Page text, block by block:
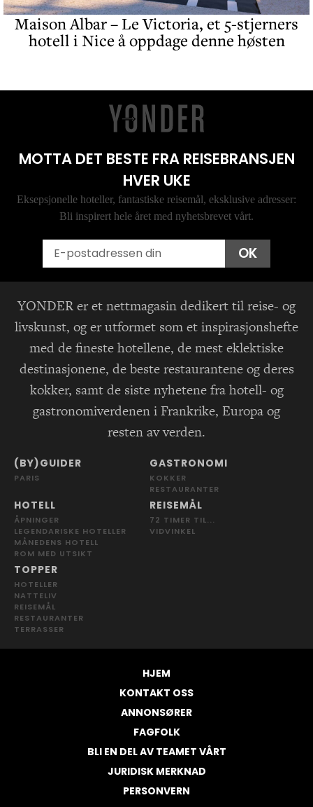
Maison Albar – Le Victoria, et 5-stjerners
hotell i Nice å oppdage denne høsten
MOTTA DET BESTE FRA REISEBRANSJEN
HVER UKE
Eksepsjonelle hoteller, fantastiske reisemål, eksklusive adresser:
Bli inspirert hele året med nyhetsbrevet vårt.
OK
YONDER er et nettmagasin dedikert til reise- og
livskunst, og er utformet som et inspirasjonshefte
med de fineste hotellene, de mest eklektiske
destinasjonene, de beste restaurantene og deres
kokker, samt de siste nyhetene fra hotell- og
gastronomiverdenen i Frankrike, Europa og
resten av verden.
(BY)GUIDER
PARIS
GASTRONOMI
KOKKER
RESTAURANTER
HOTELL
ÅPNINGER
LEGENDARISKE HOTELLER
MÅNEDENS HOTELL
ROM MED UTSIKT
REISEMÅL
72 TIMER TIL...
VIDVINKEL
TOPPER
HOTELLER
NATTELIV
REISEMÅL
RESTAURANTER
TERRASSER
HJEM
KONTAKT OSS
ANNONSØRER
FAGFOLK
BLI EN DEL AV TEAMET VÅRT
JURIDISK MERKNAD
PERSONVERN